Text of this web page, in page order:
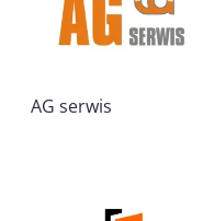
AG serwis